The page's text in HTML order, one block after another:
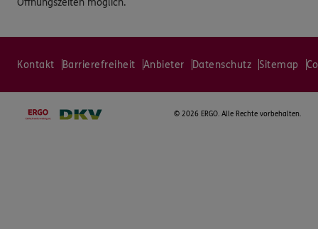
Kontakt Barrierefreiheit Anbieter Datenschutz Sitemap
© 2026 ERGO. Alle Rechte vorbehalten.